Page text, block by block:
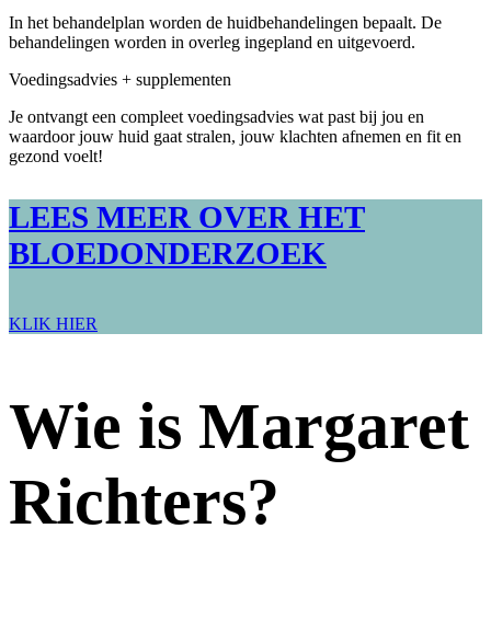
In het behandelplan worden de huidbehandelingen bepaalt. De
behandelingen worden in overleg ingepland en uitgevoerd.
Voedingsadvies + supplementen
Je ontvangt een compleet voedingsadvies wat past bij jou en
waardoor jouw huid gaat stralen, jouw klachten afnemen en fit en
gezond voelt!
LEES MEER OVER HET
BLOEDONDERZOEK
KLIK HIER
Wie is Margaret
Richters?